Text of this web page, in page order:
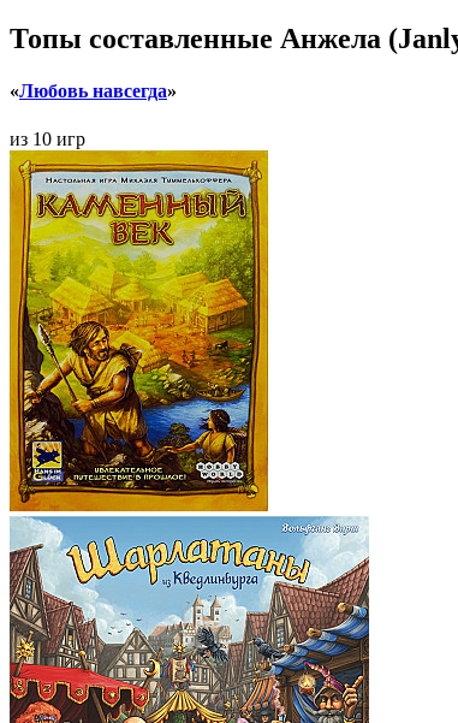
Топы составленные Анжела
«Любовь навсегда»
из 10 игр